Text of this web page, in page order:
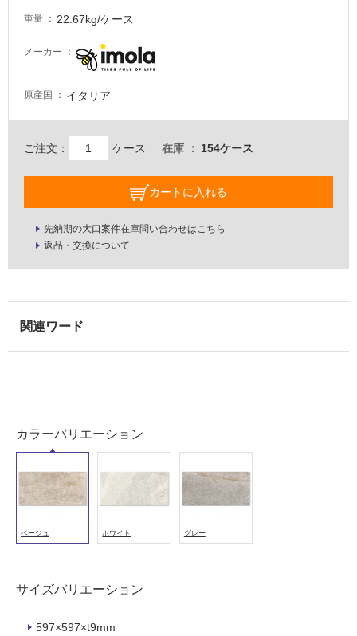
重量 22.67kg/ケース
メーカー
原産国 イタリア
ご注文： ケース 在庫 154ケース
カートに入れる
先納期の大口案件在庫問い合わせはこちら
返品・交換について
カラーバリエーション
ベージュ ホワイト グレー
サイズバリエーション
597×597×t9mm
い
壁・
壁・
壁
使
可
能
能
地
以
使
可